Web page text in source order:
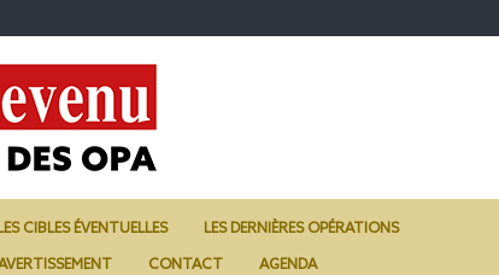
CIBLES ÉVENTUELLES LES DERNIÈRES OPÉRATIONS
CONTACT AGENDA